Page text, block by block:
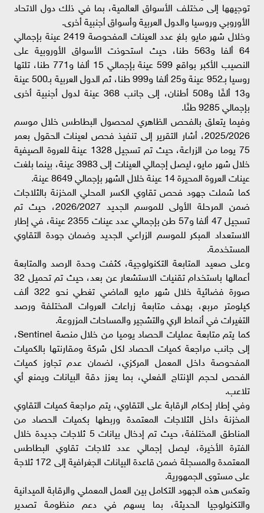
توجيهها إلى مختلف الأسواق العالمية، بما في ذلك دول الاتحاد
الأوروبي وروسيا والدول العربية وأسواق أجنبية أخرى.
وخلال شهر مايو بلغ عدد العينات المفحوصة 2419 عينة بإجمالي
64 ألفا و563 طنا، حيث استحوذت الأسواق الأوروبية على
النصيب الأكبر بواقع 599 عينة بإجمالي 15 ألفا و771 طنا، تلتها
روسيا بـ952 عينة و25 ألفا و999 طنا، ثم الدول العربية بـ500 عينة
و13 ألفًا و508 أطنان، إلى جانب 368 عينة لدول أجنبية أخرى
بإجمالي 9285 طنًا.
وفيما يتعلق بالفحص الظاهري لمحصول البطاطس خلال موسم
2025/2026، أشار التقرير إلى تنفيذ فحص لعينات الحقول بعمر
75 يوما من الزراعة، حيث تم تسجيل 1328 عينة للعروة الصيفية
خلال شهر مايو، ليصل إجمالي العينات إلى 3983 عينة، بينما بلغت
عينات العروة المحيرة 14 عينة خلال الشهر بإجمالي 8649 عينة.
كما شملت جهود فحص تقاوي الكسر المحلي المخزنة بالثلاجات
ضمن المرحلة الأولى للموسم الجديد 2026/2027، حيث تم
تسجيل 47 ألفا و57 طن بإجمالي عدد عينات 2355 عينة، في إطار
الاستعداد المبكر للموسم الزراعي الجديد وضمان جودة التقاوي
المستخدمة.
وعلى صعيد المتابعة التكنولوجية، كثفت وحدة الرصد والمتابعة
أعمالها باستخدام تقنيات الاستشعار عن بعد، حيث تم تحميل 32
صورة فضائية خلال شهر مايو الماضي تغطي نحو 322 ألف
كيلومتر مربع، بهدف متابعة زراعات العروات المختلفة ورصد
التغيرات في أنماط الري والتشجير والمساحات المزروعة.
كما يتم متابعة عمليات الحصاد يوميا من خلال منصة Sentinel،
إلى جانب مراجعة كميات الحصاد لكل شركة ومقارنتها بالكميات
المفحوصة داخل المعمل المركزي، لضمان عدم تجاوز كميات
الفحص لحجم الإنتاج الفعلي، بما يعزز دقة البيانات ويمنع أي
تلاعب.
وفي إطار إحكام الرقابة على التقاوي، يتم مراجعة كميات التقاوي
المخزنة داخل الثلاجات المعتمدة وربطها بكميات الحصاد من
المناطق المختلفة، حيث تم إدخال بيانات 5 ثلاجات جديدة خلال
الفترة الأخيرة، ليصل إجمالي عدد ثلاجات تقاوي البطاطس
المعتمدة والمسجلة ضمن قاعدة البيانات الجغرافية إلى 172 ثلاجة
على مستوى الجمهورية.
وتعكس هذه الجهود التكامل بين العمل المعملي والرقابة الميدانية
والتكنولوجيا الحديثة، بما يسهم في دعم منظومة تصدير